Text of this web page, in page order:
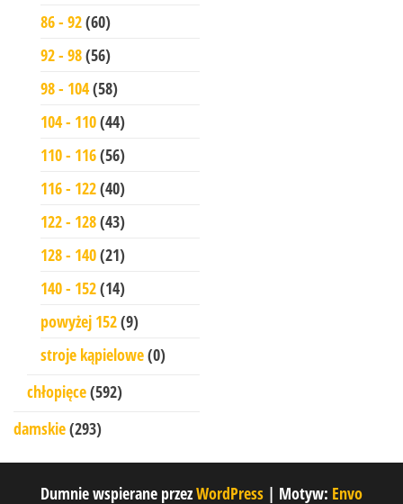
86 - 92(60)
92 - 98(56)
98 - 104(58)
104 - 110(44)
110 - 116(56)
116 - 122(40)
122 - 128(43)
128 - 140(21)
140 - 152(14)
powyżej 152(9)
stroje kąpielowe(0)
chłopięce(592)
damskie(293)
Dumnie wspierane przezWordPress | Motyw: Envo